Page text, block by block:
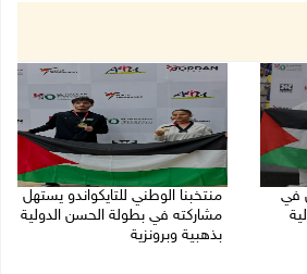
في
منتخبنا الوطني للتايكواندو يستهل
مشاركته في بطولة الحسن الدولية
بذهبية وبرونزية